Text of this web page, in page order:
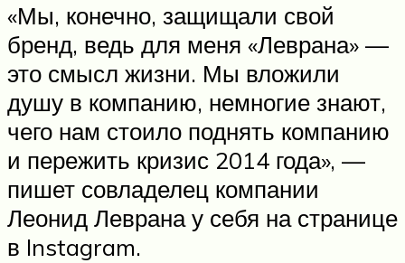
«Мы, конечно, защищали свой
бренд, ведь для меня «Леврана» —
это смысл жизни. Мы вложили
душу в компанию, немногие знают,
чего нам стоило поднять компанию
и пережить кризис 2014 года», —
пишет совладелец компании
Леонид Леврана у себя на странице
в Instagram.